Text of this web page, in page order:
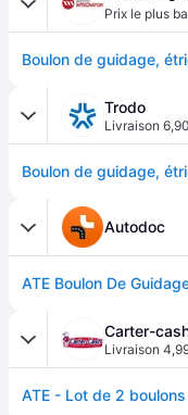
Prix le plus
Trodo
Livraison
Autodoc
Carter-
Livraison